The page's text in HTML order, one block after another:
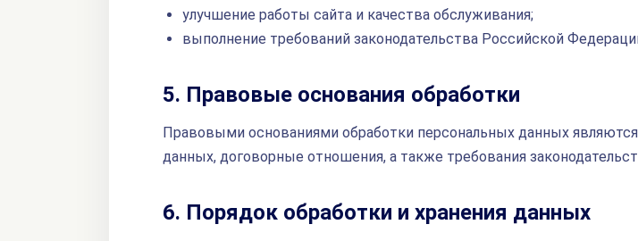
улучшение работы сайта и качества обслуживания;
выполнение требований законодательства Российской
5. Правовые основания обработки
Правовыми основаниями обработки персональных данных являются
данных, договорные отношения, а также требования
6. Порядок обработки и хранения данных